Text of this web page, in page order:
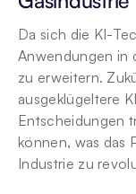
Da sich die KI-
Anwendungen in
zu erweitern.
ausgeklügeltere
Entscheidungen
können, was das
Industrie zu